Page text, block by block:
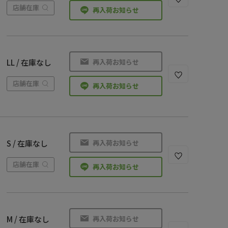
店舗在庫 再入荷お知らせ
LL / 在庫なし
店舗在庫
再入荷お知らせ
再入荷お知らせ
S / 在庫なし
店舗在庫
再入荷お知らせ
再入荷お知らせ
M / 在庫なし 再入荷お知らせ